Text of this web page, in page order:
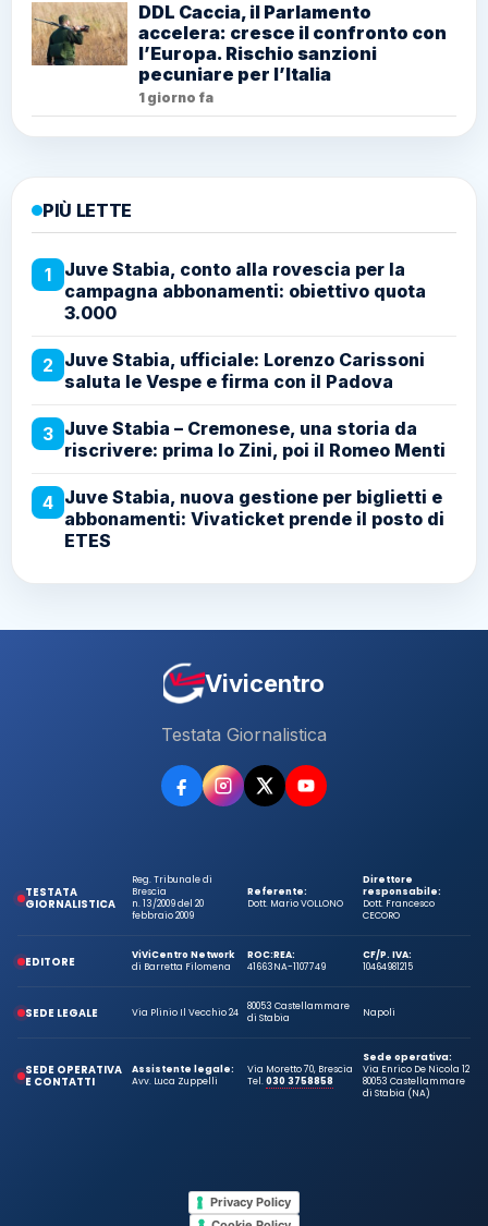
DDL Caccia, il Parlamento
accelera: cresce il confronto con
l’Europa. Rischio sanzioni
pecuniare per l’Italia
1 giorno fa
PIÙ LETTE
1
Juve Stabia, conto alla rovescia per la
campagna abbonamenti: obiettivo quota
3.000
2 Juve Stabia, ufficiale: Lorenzo Carissoni
saluta le Vespe e firma con il Padova
3 Juve Stabia – Cremonese, una storia da
riscrivere: prima lo Zini, poi il Romeo Menti
4 Juve Stabia, nuova gestione per biglietti e
abbonamenti: Vivaticket prende il posto di
ETES
Vivicentro
Testata Giornalistica
TESTATA
GIORNALISTICA
Reg. Tribunale di
Brescia
n. 13/2009 del 20
febbraio 2009
Referente:
Dott. Mario VOLLONO
Direttore
responsabile:
Dott. Francesco
CECORO
EDITORE
ViViCentro Network
di Barretta Filomena
ROC:
41663
REA:
NA-1107749
CF/P. IVA:
10464981215
SEDE LEGALE Via Plinio Il Vecchio 24
80053 Castellammare
di Stabia
Napoli
SEDE OPERATIVA
E CONTATTI
Assistente legale:
Avv. Luca Zuppelli
Via Moretto 70, Brescia
Tel.030 3758858
Sede operativa:
Via Enrico De Nicola 12
80053 Castellammare
di Stabia (NA)
Privacy Policy